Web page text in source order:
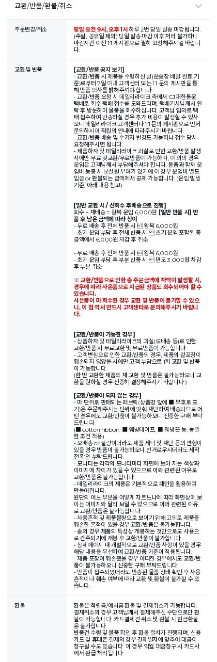
교환/반품/환불/취소
주문변경/취소 평일 오전 9시, 오후 1시하루 2번 당일 발송 마감됩니다.
(주말, 공휴일 제외) 당일 발송 마감 이후 처리 불가하니
마감시간 이전 1:1 게시판으로 필히 요청해주시길 바랍니
다.
교환 및 반품
[교환/반품 공지 보기]
- 교환/반품 시 제품을 수령하신 날(운송장 배달 완료 기
준)로부터 7일 이내 고객센터 또는 1:1 문의 게시판을 통
해 반품 의사를 밝혀주셔야 합니다.
- 교환/반품 요청 시 데일리라이크 측에서 CJ대한통운
택배로 회수 택배 접수를 도와드리며, 택배기사님께서 연
락 후 방문하여 물품을 회수하십니다. 고객님 임의로 택
배 접수하여 반송하실 경우 추가 비용이 발생할 수 있사
오니 데일리라이크 고객센터나 1:1 문의 게시판으로 먼저
문의하시어 직원의 안내에 따라주시기 바랍니다.
- 교환/반품 배송 및 수거지 변경도 가능하니 접수 당시
요청해주시면 됩니다.
- 제품하자 및 데일리라이크 과실로 인한 교환/반품 발생
시에만 무료 맞교환/무료반품이 가능하며, 이 외의 경우
운임은 고객님께서 부담해주셔야 합니다. 물품과 함께 운
임비 동봉 시 분실될 우려가 있기에 이 경우 운임비 별도
입금 or 환불되는 금액에서 공제 가능합니다. (운임 발생
기준, 아래 내용 참고)
[일반 교환 시 / 선회수 후배송으로 진행]
회수 + 재배송 = 왕복 운임 6,000원 [일반 반품 시] 반
품 후 남은 금액에 따라 상이
- 무료 배송 후 전체 반품 시  왕복 6,000원
- 초기 운임 부담 후 전체 반품 시  초기 운임 포함된 총
금액에서 6,000원 차감 후 취소
- 무료 배송 후 전체 반품 시  왕복 6,000원
- 초기 운임 부담 후 부분 반품 시  편도 3,000원 차감
후 부분 취소
※ 교환/반품으로 인한 총 주문금액에 차액이 발생할 시,
경우에 따라 사은품으로 지급된 상품도 회수되어야 할 수
있습니다.
사은품이 미 회수된 경우 교환 및 반품이 불가할 수 있으
니, 이 점 역시 반드시 고객센터로 문의해주시기 바랍니
다.
[교환/반품이 가능한 경우]
- 상품하자 및 데일리라이크의 과실(오배송 등)로 인한
교환/반품 시 무료교환 및 무료반품이 가능합니다.
- 고객변심으로 인한 교환/반품의 경우, 제품의 겉포장이
훼손되지 않았을 시에만 고객 부담으로 1회 교환 및 반품
이 가능합니다.
(한 번 교환한 제품의 재 교환 및 반품은 불가능하오니 교
환을 원하실 경우 신중히 결정해주시기 바랍니다.)
[교환/반품이 되지 않는 경우]
- 마 단위로 판매되는 패브릭(상품명 앞에 ■ 부호로 표
기)은 주문해주시는 단위에 맞춰 재단하여 배송되므로 어
떤 경우에도 교환/반품이 불가능하오니 신중한 구매 부탁
드립니다.
(■ cotton ribbon, ■ 웨빙테이프, ■ 웨빙끈 등, 동일
한 조건 적용)
- 오배송 or 불량이더라도 제품 세탁 및 재단 등의 변형이
있을 경우 반품이 불가능하오니 번거로우시더라도 제작
전 확인 부탁드립니다.
- 모니터는 각각의 모니터마다 화면에 보여 지는 색상과
이미지에 차이가 있을 수 있으므로 이와 관련된 이유로
교환/반품은 불가능합니다.
- 데일리라이크의 제품은 기본적으로 패턴을 활용하여
만들어집니다.
원단의 어느 부분을 어떻게 자르느냐에 따라 화면상에 보
이는 이미지와 달리 보일 수 있으므로 이와 관련된 이유
로 교환/반품은 불가능합니다.
- 사용흔적 및 제품불량으로 보이기 위해 고의로 제품을
훼손한 흔적이 있을 경우 교환/반품은 불가능합니다.
- 솜의 경우 제품의 특성상 개봉하는 것만으로도 사용으
로 간주되기에 개봉 후 교환/반품이 불가합니다.
- 상세페이지 내 개별적으로 교환/반품 사항이 있을 경우
해당 내용을 우선하여 교환/반품 기준이 적용됩니다.
- 제품 포장이 훼손됐을 경우 어떠한 경우에서도 교환/반
품이 불가능하오니 신중한 구매 부탁드립니다.
- 반품이 접수되었더라도 반송된 물품 상태 확인 후 사용
흔적이나 훼손 여부에 따라 교환 및 환불이 불가할 수 있
습니다.
환불
환불은 적립금/예치금 환불 및 결제취소가 가능합니다.
결제취소의 경우 고객님께서 결제해주신 수단으로만 환
불이 가능합니다. 카드결제건 취소 및 환불 시 현금환불
은 불가합니다.
반품건 수령 및 물품 확인 후 환불 절차가 진행되며, 신용
카드 및 휴대폰 결제의 경우 결제일자에 맞추어 대금이
청구될 수도 있습니다. 이 경우 익월 대금청구 시 카드사
에서 환급 처리됩니다.